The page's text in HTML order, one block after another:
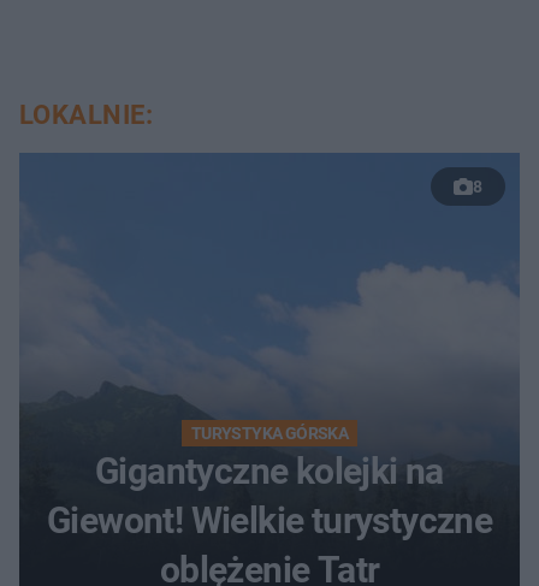
LOKALNIE:
8
TURYSTYKA GÓRSKA
Gigantyczne kolejki na
Giewont! Wielkie turystyczne
oblężenie Tatr